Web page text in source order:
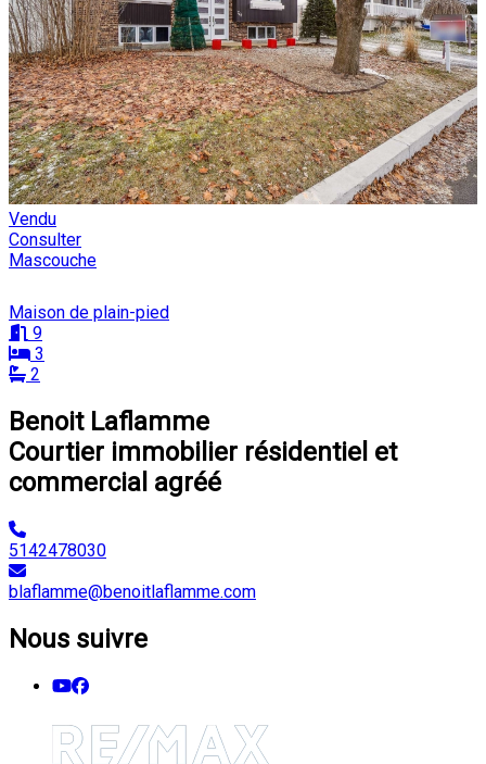
Vendu
Consulter
Mascouche
Maison de plain-pied
9
3
2
Benoit Laflamme
Courtier immobilier résidentiel et
commercial agréé
5142478030
blaflamme@benoitlaflamme.com
Nous suivre